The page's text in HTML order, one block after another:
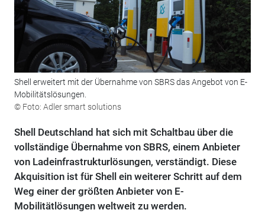
Shell erweitert mit der Übernahme von SBRS das Angebot von E-
Mobilitätslösungen.
© Foto: Adler smart solutions
Shell Deutschland hat sich mit Schaltbau über die
vollständige Übernahme von SBRS, einem Anbieter
von Ladeinfrastrukturlösungen, verständigt. Diese
Akquisition ist für Shell ein weiterer Schritt auf dem
Weg einer der größten Anbieter von E-
Mobilitätlösungen weltweit zu werden.